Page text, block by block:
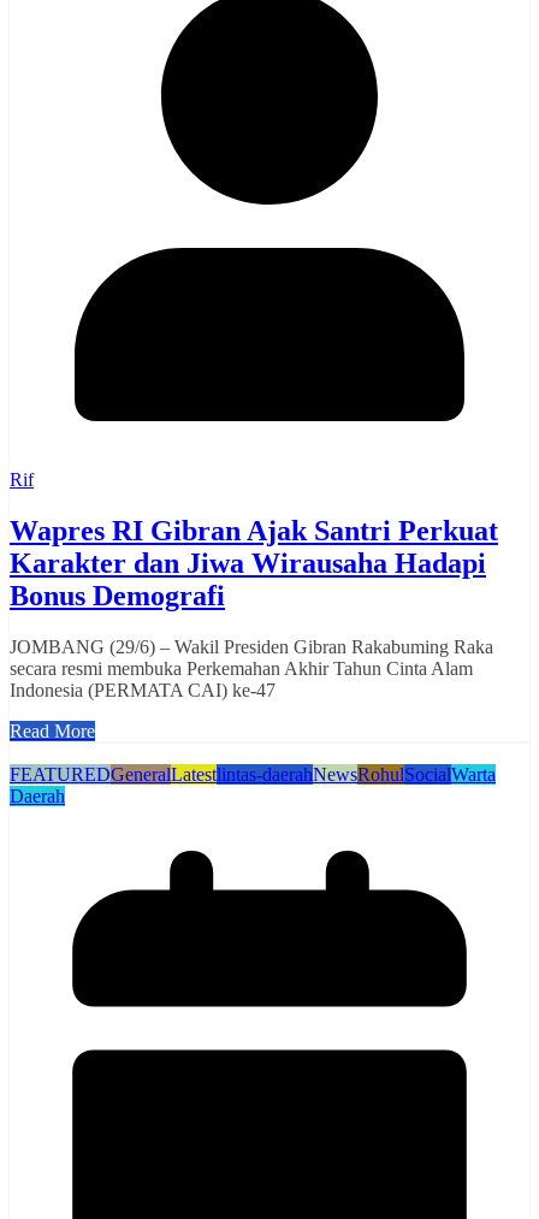
Rif
Wapres RI Gibran Ajak Santri Perkuat
Karakter dan Jiwa Wirausaha Hadapi
Bonus Demografi
JOMBANG (29/6) – Wakil Presiden Gibran Rakabuming Raka
secara resmi membuka Perkemahan Akhir Tahun Cinta Alam
Indonesia (PERMATA CAI) ke-47
Read More
FEATUREDGeneralLatestlintas-daerahNewsRohulSocialWarta
Daerah